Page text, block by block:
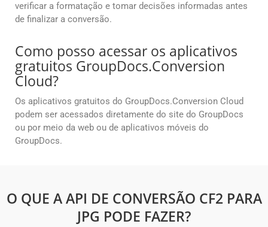
verificar a formatação e tomar decisões informadas antes
de finalizar a conversão.
Como posso acessar os aplicativos
gratuitos GroupDocs.Conversion
Cloud?
Os aplicativos gratuitos do GroupDocs.Conversion Cloud
podem ser acessados diretamente do site do GroupDocs
ou por meio da web ou de aplicativos móveis do
GroupDocs.
O QUE A API DE CONVERSÃO CF2 PARA
JPG PODE FAZER?